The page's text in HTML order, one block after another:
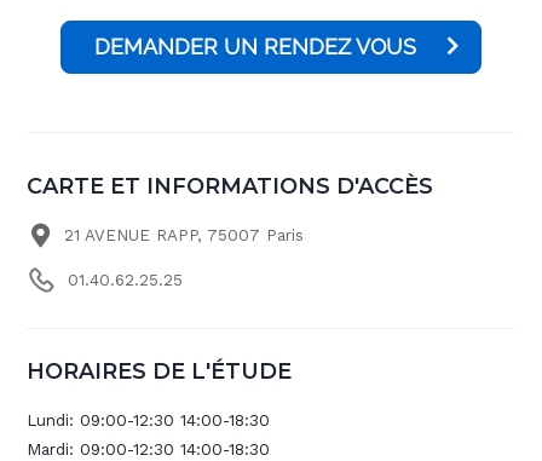
DEMANDER UN RENDEZ VOUS
CARTE ET INFORMATIONS D'ACCÈS
21 AVENUE RAPP, 75007 Paris
01.40.62.25.25
HORAIRES DE L'ÉTUDE
Lundi:09:00-12:30 14:00-18:30
Mardi:09:00-12:30 14:00-18:30